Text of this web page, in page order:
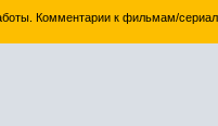
Комментарии к фильмам/